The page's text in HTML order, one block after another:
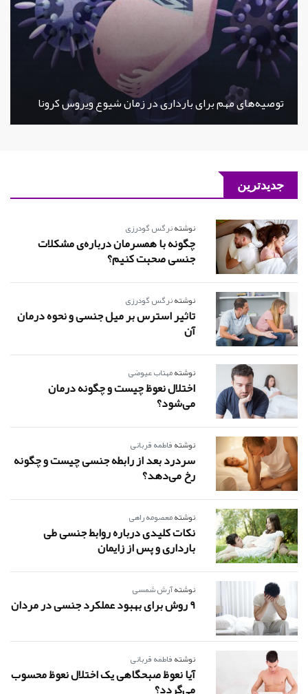
توصیه‌های مهم برای بارداری در زمان شیوع ویروس کرونا
جدیدترین
نوشتهنرگس گودرزی
چگونه با همسرمان درباره‌ی مشکلات
جنسی صحبت کنیم؟
نوشتهنرگس گودرزی
تاثیر استرس بر میل جنسی و نحوه درمان
آن
نوشتهمهتاب عیوضی
اختلال نعوظ چیست و چگونه درمان
می‌شود؟
نوشتهفاطمه قربانی
سردرد بعد از رابطه جنسی چیست و چگونه
رخ می‌دهد؟
نوشتهمعصومه راهی
نکات کلیدی درباره روابط جنسی طی
بارداری و پس از زایمان
نوشتهآرش شمسی
9 روش برای بهبود عملکرد جنسی در مردان
نوشتهفاطمه قربانی
آیا نعوظ صبحگاهی یک اختلال نعوظ محسوب